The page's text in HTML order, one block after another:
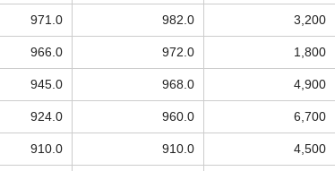
971.0 982.0 3,200
966.0 972.0 1,800
945.0 968.0 4,900
924.0 960.0 6,700
910.0 910.0 4,500